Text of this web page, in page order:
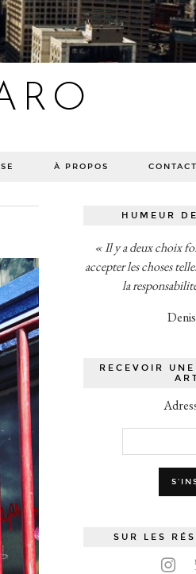
À PROPOS CONTACT
HUMEUR
« Il y a deux choix
accepter les choses
la
RECEVOIR
SUR LES